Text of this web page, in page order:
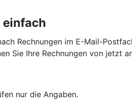
einfach
Rechnungen im E-Mail-
Sie Ihre Rechnungen von jetzt
nur die Angaben.